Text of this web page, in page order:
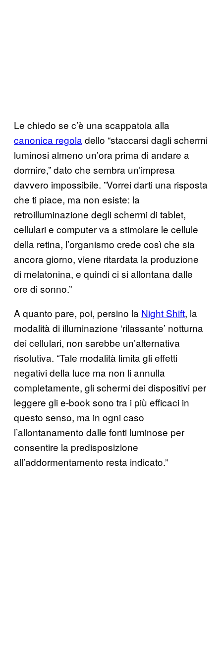
Le chiedo se c’è una scappatoia alla
canonica regola dello “staccarsi dagli schermi
luminosi almeno un’ora prima di andare a
dormire,” dato che sembra un’impresa
davvero impossibile. ”Vorrei darti una risposta
che ti piace, ma non esiste: la
retroilluminazione degli schermi di tablet,
cellulari e computer va a stimolare le cellule
della retina, l’organismo crede così che sia
ancora giorno, viene ritardata la produzione
di melatonina, e quindi ci si allontana dalle
ore di sonno.”
A quanto pare, poi, persino la Night Shift, la
modalità di illuminazione ‘rilassante’ notturna
dei cellulari, non sarebbe un’alternativa
risolutiva. “Tale modalità limita gli effetti
negativi della luce ma non li annulla
completamente, gli schermi dei dispositivi per
leggere gli e-book sono tra i più efficaci in
questo senso, ma in ogni caso
l’allontanamento dalle fonti luminose per
consentire la predisposizione
all’addormentamento resta indicato.”